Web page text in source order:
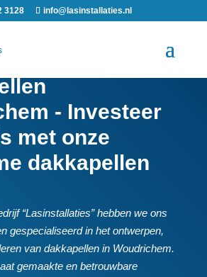
3128 info@lasinstallaties.nl
- Investeer
met onze
dakkapellen
“Lasinstallaties” hebben we ons
gespecialiseerd in het ontwerpen,
van dakkapellen in Woudrichem.​
gemaakte en betrouwbare